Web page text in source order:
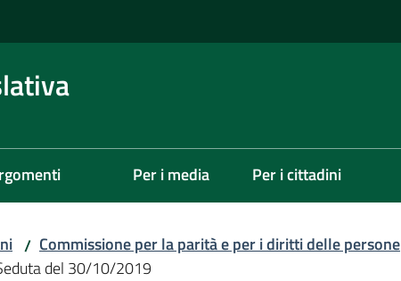
Per i media Per i cittadini
/ Commissione per la parità e per i diritti delle persone
del 30/10/2019